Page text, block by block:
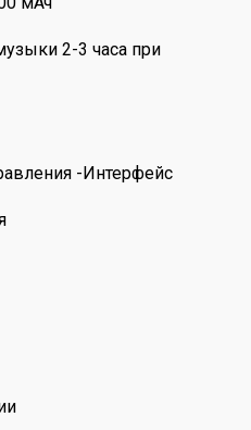
2-3 часа при
-Интерфейс